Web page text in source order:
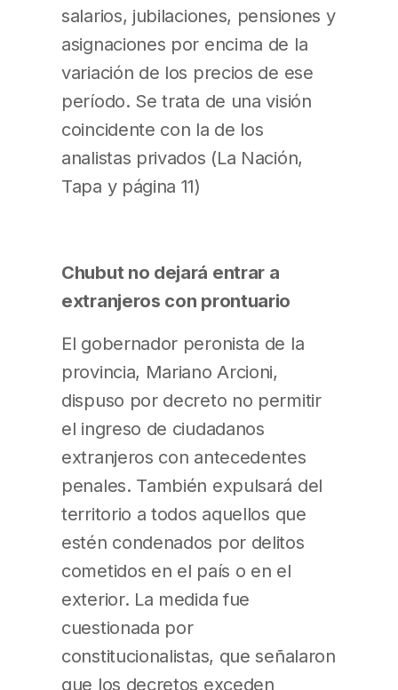
salarios, jubilaciones, pensiones y
asignaciones por encima de la
variación de los precios de ese
período. Se trata de una visión
coincidente con la de los
analistas privados (La Nación,
Tapa y página 11)
Chubut no dejará entrar a
extranjeros con prontuario
El gobernador peronista de la
provincia, Mariano Arcioni,
dispuso por decreto no permitir
el ingreso de ciudadanos
extranjeros con antecedentes
penales. También expulsará del
territorio a todos aquellos que
estén condenados por delitos
cometidos en el país o en el
exterior. La medida fue
cuestionada por
constitucionalistas, que señalaron
que los decretos exceden